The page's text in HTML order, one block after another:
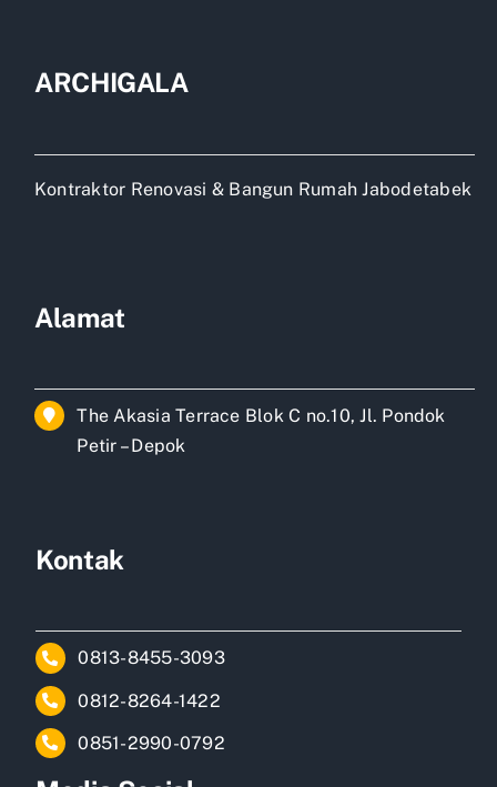
ARCHIGALA
Kontraktor Renovasi & Bangun Rumah Jabodetabek
Alamat
The Akasia Terrace Blok C no.10, Jl. Pondok
Petir – Depok
Kontak
0813-8455-3093
0812-8264-1422
0851-2990-0792